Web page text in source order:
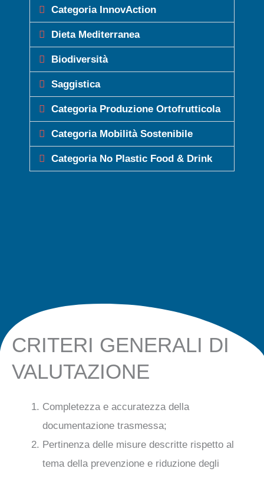
Categoria InnovAction
Dieta Mediterranea
Biodiversità
Saggistica
Categoria Produzione Ortofrutticola
Categoria Mobilità Sostenibile
Categoria No Plastic Food & Drink
CRITERI GENERALI DI
VALUTAZIONE
Completezza e accuratezza della
documentazione trasmessa;
Pertinenza delle misure descritte rispetto al
tema della prevenzione e riduzione degli